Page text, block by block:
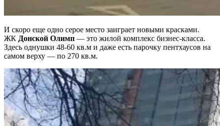
И скоро еще одно серое место заиграет новыми красками.
ЖК Донской Олимп — это жилой комплекс бизнес-класса.
Здесь однушки 48-60 кв.м и даже есть парочку пентхаусов на
самом верху — по 270 кв.м.